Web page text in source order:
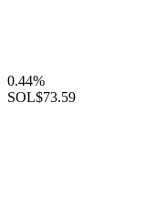
0.44%
SOL$73.59